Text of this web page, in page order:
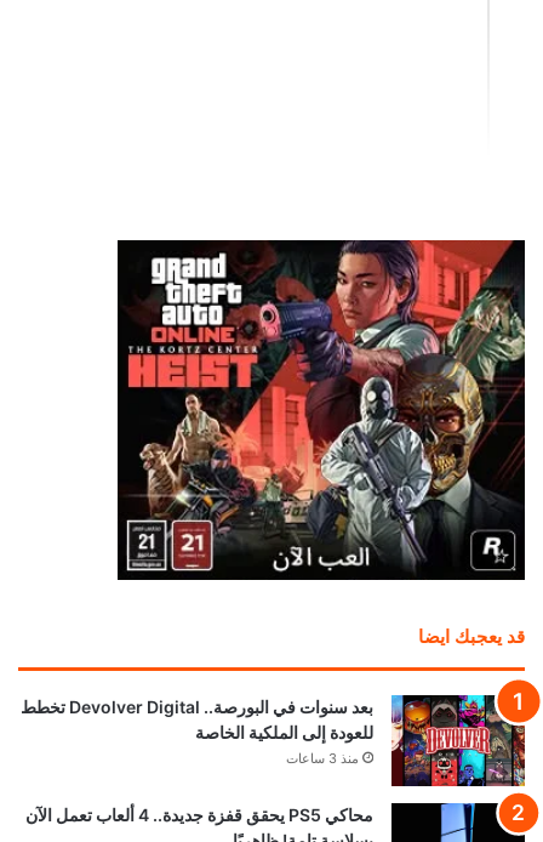
قد يعجبك ايضا
بعد سنوات في البورصة.. Devolver Digital تخطط
للعودة إلى الملكية الخاصة
منذ 3 ساعات
محاكي PS5 يحقق قفزة جديدة.. 4 ألعاب تعمل الآن